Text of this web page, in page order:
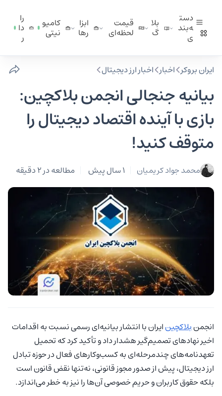
دست
ه‌بند
ی
بلا
گ
قیمت
لحظه‌ای
ابزا
ر‌ها
کامیو
نیتی
را
دا
ر
ایران بروکر اخبار اخبار ارز دیجیتال
بیانیه جنجالی انجمن بلاکچین:
بازی با آینده اقتصاد دیجیتال را
متوقف کنید!
محمد جواد کریمیان 1 سال پیش مطالعه در 2 دقیقه
انجمنبلاکچینایران با انتشار بیانیه‌ای رسمی نسبت به اقدامات
اخیر نهادهای تصمیم‌گیر هشدار داد و تأکید کرد که تحمیل
تعهدنامه‌های چندمرحله‌ای به کسب‌وکارهای فعال در حوزه تبادل
ارز دیجیتال، پیش از صدور مجوز قانونی، نه‌تنها نقض قانون است
بلکه حقوق کاربران و حریم خصوصی آن‌ها را نیز به خطر می‌اندازد.